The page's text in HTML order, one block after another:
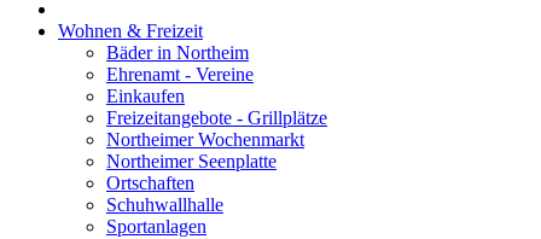
Wohnen & Freizeit
Bäder in Northeim
Ehrenamt - Vereine
Einkaufen
Freizeitangebote - Grillplätze
Northeimer Wochenmarkt
Northeimer Seenplatte
Ortschaften
Schuhwallhalle
Sportanlagen